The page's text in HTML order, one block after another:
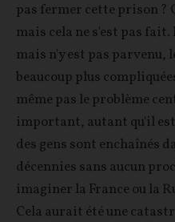
pas fermer cette prison ?
mais cela ne s'est pas
mais n'y est pas parvenu,
beaucoup plus
même pas le problème
important, autant qu'il
des gens sont enchaînés
décennies sans aucun
imaginer la France ou la
Cela aurait été une